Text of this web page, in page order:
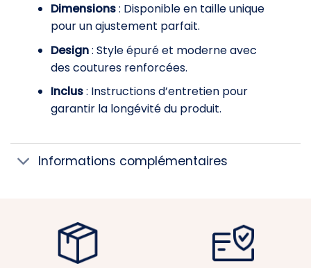
Dimensions: Disponible en taille unique
pour un ajustement parfait.
Design: Style épuré et moderne avec
des coutures renforcées.
Inclus: Instructions d’entretien pour
garantir la longévité du produit.
Informations complémentaires